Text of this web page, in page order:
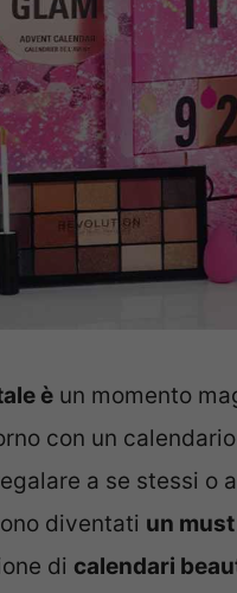
è un momento
con un
a se stessi o
diventati un
di calendari